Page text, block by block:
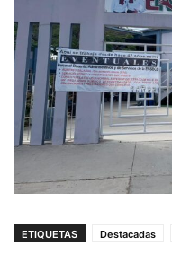
ETIQUETAS Destacadas